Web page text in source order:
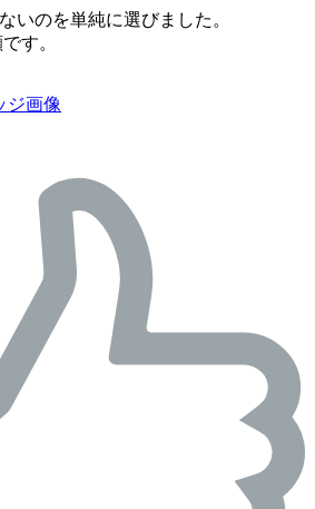
いのを単純に選びました。
す。